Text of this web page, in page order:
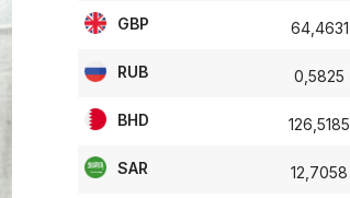
GBP 64,4631
RUB 0,5825
BHD 126,5185
SAR 12,7058